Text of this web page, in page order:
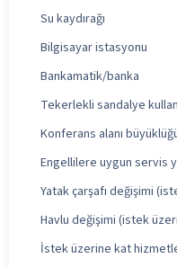
Su kaydırağı
Bilgisayar istasyonu
Bankamatik/banka
Tekerlekli sandalye
Konferans alanı
Engellilere uygun servis
Yatak çarşafı değişimi
Havlu değişimi (istek
İstek üzerine kat